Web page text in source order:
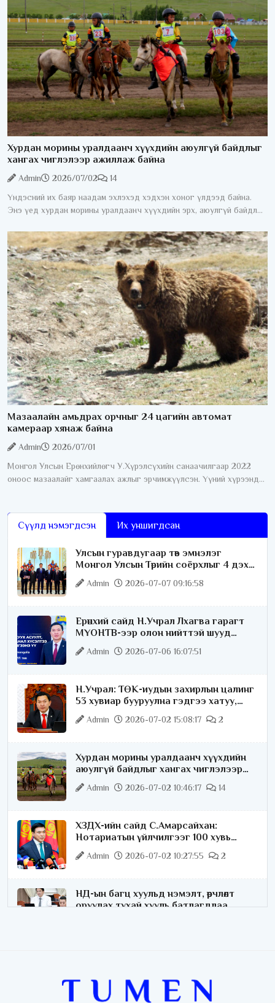
Хурдан морины уралдаанч хүүхдийн аюулгүй байдлыг
хангах чиглэлээр ажиллаж байна
Admin 2026/07/02
14
Үндэсний их баяр наадам эхлэхэд хэдхэн хоног үлдээд байна.
Энэ үед хурдан морины уралдаанч хүүхдийн эрх, аюулгүй байдлыг
морины
Мазаалайн амьдрах орчныг 24 цагийн автомат
камераар хянаж байна
Admin
2026/07/01
Монгол Улсын Ерөнхийлөгч У.Хүрэлсүхийн санаачилгаар 2022
оноос мазаалайг хамгаалах ажлыг эрчимжүүлсэн. Үүний хүрээнд
Сүүлд нэмэгдсэн Их уншигдсан
Улсын гуравдугаар төв эмнэлэг
Монгол Улсын Төрийн соёрхлыг 4 дэх
удаагаа хүртлээ
Admin 2026-07-07 09:16:58
Ерөнхий сайд Н.Учрал Лхагва гарагт
МҮОНТВ-ээр олон нийттэй шууд
ярилцана
Admin 2026-07-06 16:07:51
Н.Учрал: ТӨК-иудын захирлын цалинг
53 хувиар бууруулна гэдгээ хатуу,
хариуцлагатайгаар хэлье
Admin 2026-07-02 15:08:17 2
Хурдан морины уралдаанч хүүхдийн
аюулгүй байдлыг хангах чиглэлээр
ажиллаж байна
Admin 2026-07-02 10:46:17 14
ХЗДХ-ийн сайд С.Амарсайхан:
Нотариатын үйлчилгээг 100 хувь
цахимжуулна
Admin 2026-07-02 10:27:55 2
НД-ын багц хуульд нэмэлт, өөрчлөлт
оруулах тухай хууль батлагдлаа
хяналт тавина
Admin 2026-07-02 09:10:46